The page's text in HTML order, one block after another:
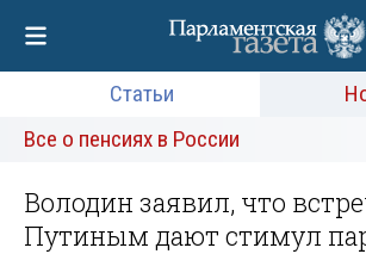
Статьи
Все о пенсиях в России
Володин заявил, что
Путиным дают стимул